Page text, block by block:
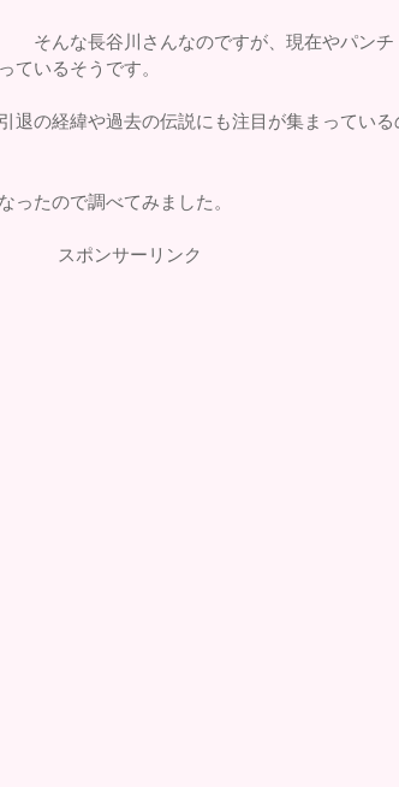
そんな長谷川さんなのですが、現在やパンチ
ているそうです。
退の経緯や過去の伝説にも注目が集まっている
ったので調べてみました。
スポンサーリンク